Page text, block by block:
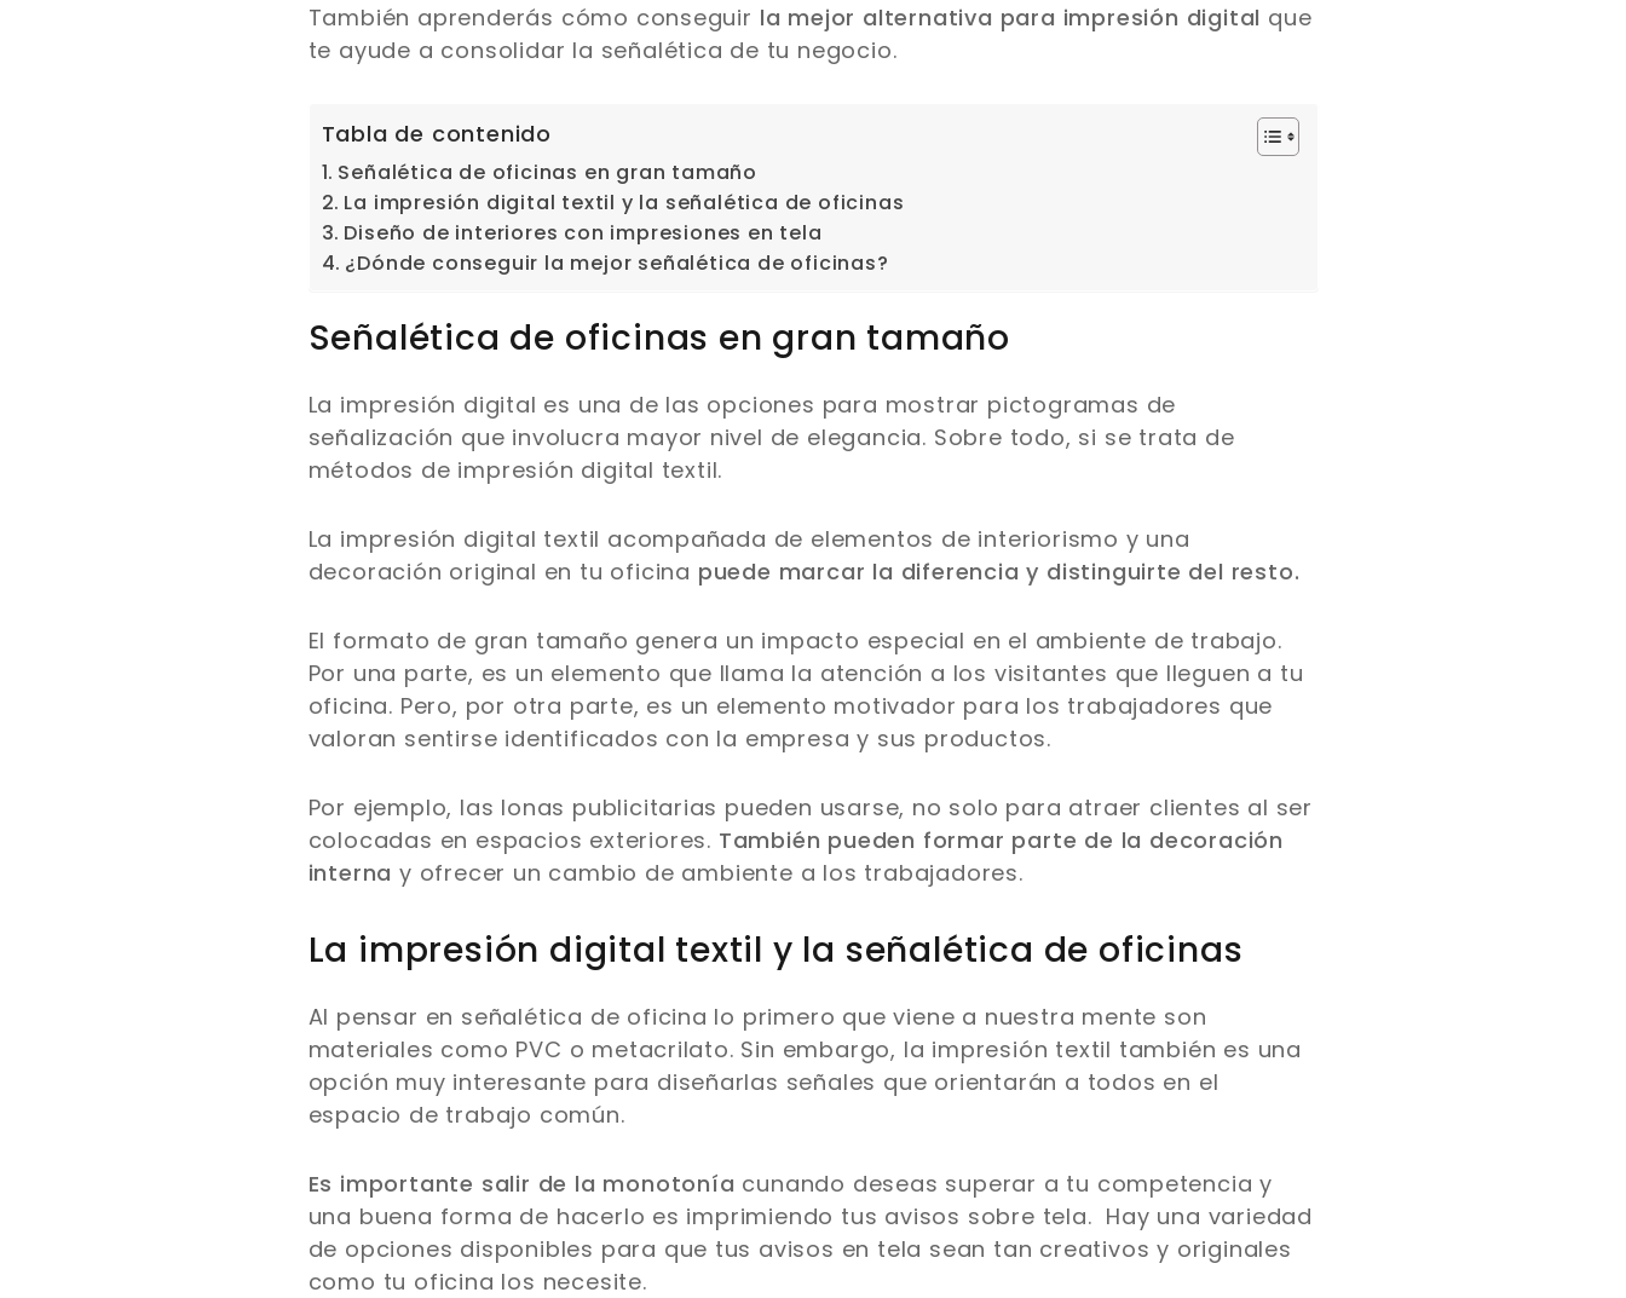
También aprenderás cómo conseguir la mejor alternativa para impresión digital que
te ayude a consolidar la señalética de tu negocio.
Tabla de contenido
Señalética de oficinas en gran tamaño
La impresión digital textil y la señalética de oficinas
Diseño de interiores con impresiones en tela
¿Dónde conseguir la mejor señalética de oficinas?
Señalética de oficinas en gran tamaño
La impresión digital es una de las opciones para mostrar pictogramas de
señalización que involucra mayor nivel de elegancia. Sobre todo, si se trata de
métodos de impresión digital textil.
La impresión digital textil acompañada de elementos de interiorismo y una
decoración original en tu oficina puede marcar la diferencia y distinguirte del resto.
El formato de gran tamaño genera un impacto especial en el ambiente de trabajo.
Por una parte, es un elemento que llama la atención a los visitantes que lleguen a tu
oficina. Pero, por otra parte, es un elemento motivador para los trabajadores que
valoran sentirse identificados con la empresa y sus productos.
Por ejemplo, las lonas publicitarias pueden usarse, no solo para atraer clientes al ser
colocadas en espacios exteriores. También pueden formar parte de la decoración
interna y ofrecer un cambio de ambiente a los trabajadores.
La impresión digital textil y la señalética de oficinas
Al pensar en señalética de oficina lo primero que viene a nuestra mente son
materiales como PVC o metacrilato. Sin embargo, la impresión textil también es una
opción muy interesante para diseñarlas señales que orientarán a todos en el
espacio de trabajo común.
Es importante salir de la monotonía cunando deseas superar a tu competencia y
una buena forma de hacerlo es imprimiendo tus avisos sobre tela. Hay una variedad
de opciones disponibles para que tus avisos en tela sean tan creativos y originales
como tu oficina los necesite.